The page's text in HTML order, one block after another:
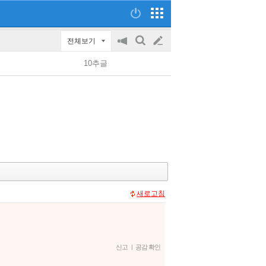
전체보기
공
on/off
검
글
쓰
10추글
새로고침
신고 | 공감 확인